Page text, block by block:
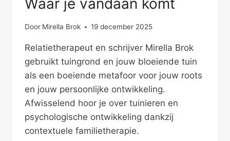
Waar je vandaan komt
Door Mirella Brok 19 december 2025
Relatietherapeut en schrijver Mirella Brok
gebruikt tuingrond en jouw bloeiende tuin
als een boeiende metafoor voor jouw roots
en jouw persoonlijke ontwikkeling.
Afwisselend hoor je over tuinieren en
psychologische ontwikkeling dankzij
contextuele familietherapie.